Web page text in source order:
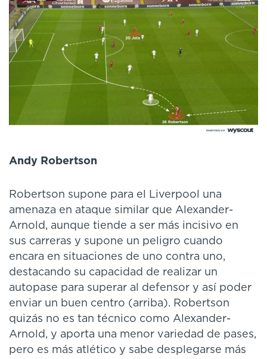
Andy Robertson
Robertson supone para el Liverpool una
amenaza en ataque similar que Alexander-
Arnold, aunque tiende a ser más incisivo en
sus carreras y supone un peligro cuando
encara en situaciones de uno contra uno,
destacando su capacidad de realizar un
autopase para superar al defensor y así poder
enviar un buen centro (arriba). Robertson
quizás no es tan técnico como Alexander-
Arnold, y aporta una menor variedad de pases,
pero es más atlético y sabe desplegarse más